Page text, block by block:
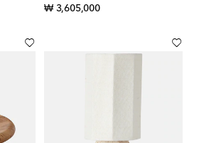
₩ 3,605,000original price